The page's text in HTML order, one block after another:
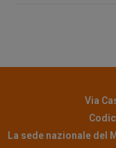
Via
La sede nazionale del